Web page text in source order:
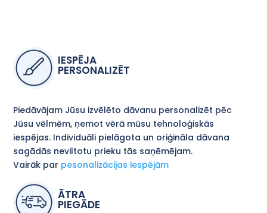
IESPĒJA
PERSONALIZĒT
Piedāvājam Jūsu izvēlēto dāvanu personalizēt pēc
Jūsu vēlmēm, ņemot vērā mūsu tehnoloģiskās
iespējas. Individuāli pielāgota un oriģināla dāvana
sagādās neviltotu prieku tās saņēmējam.
Vairāk par pesonalizācijas iespējām
ĀTRA
PIEGĀDE